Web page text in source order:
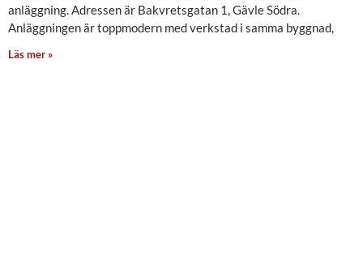
anläggning. Adressen är Bakvretsgatan 1, Gävle Södra.
Anläggningen är toppmodern med verkstad i samma byggnad,
Läs mer »